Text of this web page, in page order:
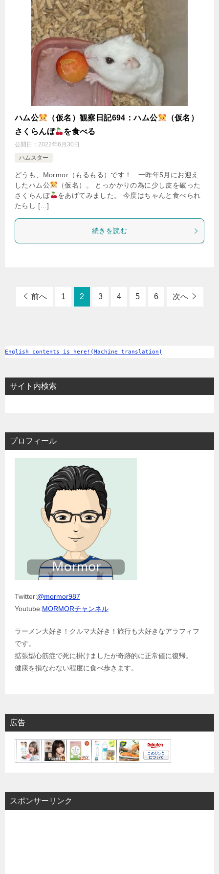
ハム公 （仮名）観察日記694：ハム公
（仮名）
さくらんぼ
を食べる
公開日： 2022年6月30日
ハムスター
どうも、Mormor（もるもる）です！ 一昨年5月にお迎え
したハム公
（仮名）。 とっかかりの為に少し皮を破った
さくらんぼ
をあげてみました。 今度はちゃんと食べられ
たらし […]
続きを読む
前へ 1 2 3 4 5 6 次へ
English contents is here!(Machine translation)
サイト内検索
プロフィール
Twitter:@mormor987
Youtube:MORMORチャンネル
ラーメン大好き！クルマ大好き！旅行も大好きなアラフィフ
です。
拡張型心筋症で死に掛けましたが奇跡的に正常値に復帰。
健康を損なわない程度に食べ歩きます。
広告
スポンサーリンク